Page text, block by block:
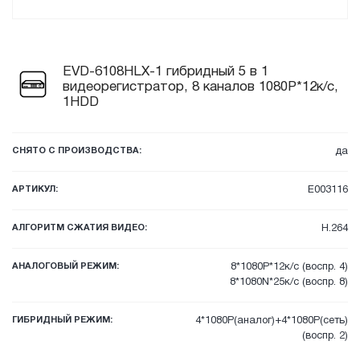
EVD-6108HLX-1 гибридный 5 в 1
видеорегистратор, 8 каналов 1080P*12к/с,
1HDD
СНЯТО С ПРОИЗВОДСТВА: да
АРТИКУЛ: E003116
АЛГОРИТМ СЖАТИЯ ВИДЕО: H.264
АНАЛОГОВЫЙ РЕЖИМ:
8*1080P*12к/c (воспр. 4)
8*1080N*25к/c (воспр. 8)
ГИБРИДНЫЙ РЕЖИМ:
4*1080P(аналог)+4*1080P(сеть)
(воспр. 2)